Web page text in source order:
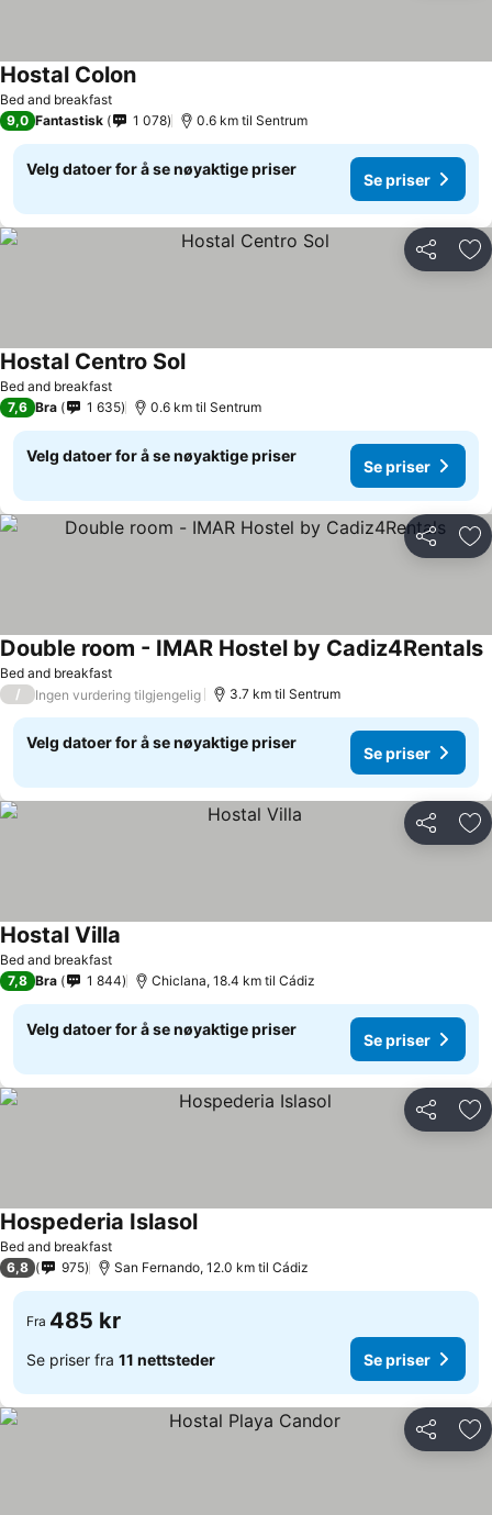
Bed and breakfast
Hostal Colon
9,0 Fantastisk 1 078 0.6 km til Sentrum
Velg datoer for å se nøyaktige priser
Se priser
Del
Bed and breakfast
Hostal Centro Sol
7,6 Bra 1 635 0.6 km til Sentrum
Velg datoer for å se nøyaktige priser
Se priser
Del
Bed and breakfast
Double room - IMAR Hostel by Cadiz4Rentals
/ Ingen vurdering tilgjengelig 3.7 km til Sentrum
Velg datoer for å se nøyaktige priser
Se priser
Del
Bed and breakfast
Hostal Villa
7,8 Bra 1 844 Chiclana, 18.4 km til Cádiz
Velg datoer for å se nøyaktige priser
Se priser
Del
Bed and breakfast
Hospederia Islasol
6,8 975 San Fernando, 12.0 km til Cádiz
Fra 485 kr
Se priser fra 11 nettsteder Se priser
Del